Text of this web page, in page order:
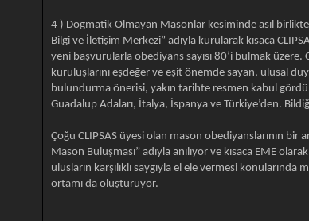
4 ) Dogmatik Olmayan Masonlar kesiminde asıl
Bilgi ve İletişim Merkezi” adıyla kurularak kısaca
yeni başvurularla obediyans sayısı 80’i bulmak
kuruluşlarını eşdeğer ve eşit önemde sayan, ulusal
bulundurma önerisi, yakın tarihte resmen kabul
Guadalup Adaları, İtalya, İspanya ve Türkiye’den.
Çoğu CLIPSAS üyesi olan mason obediyanslarının
Mason Buluşması” adıyla anılıyor ve kısaca EME
ulusların karşılıklı saygıyla el ele vermesi
ortamı da oluşturuyor.